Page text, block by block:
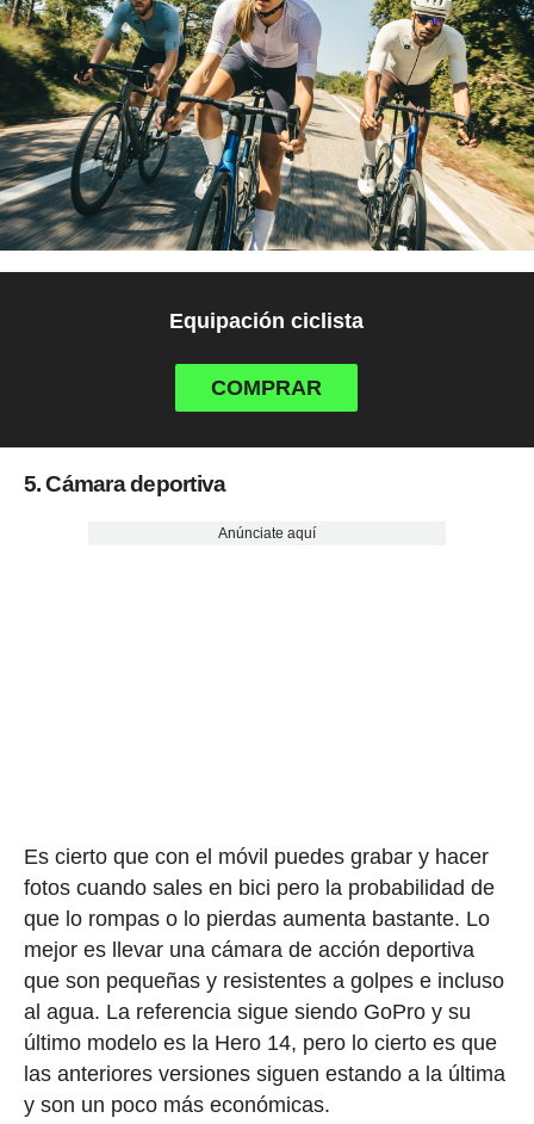
Equipación ciclista
COMPRAR
5. Cámara deportiva
Anúnciate aquí
Es cierto que con el móvil puedes grabar y hacer
fotos cuando sales en bici pero la probabilidad de
que lo rompas o lo pierdas aumenta bastante. Lo
mejor es llevar una cámara de acción deportiva
que son pequeñas y resistentes a golpes e incluso
al agua. La referencia sigue siendo GoPro y su
último modelo es la Hero 14, pero lo cierto es que
las anteriores versiones siguen estando a la última
y son un poco más económicas.